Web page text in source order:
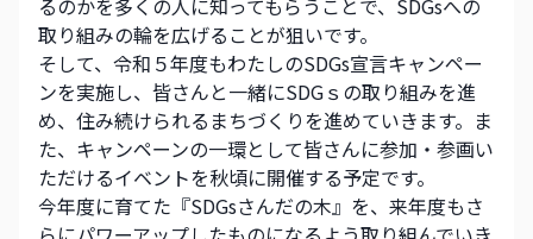
るのかを多くの人に知ってもらうことで、SDGsへの
取り組みの輪を広げることが狙いです。
そして、令和５年度もわたしのSDGs宣言キャンペー
ンを実施し、皆さんと一緒にSDGｓの取り組みを進
め、住み続けられるまちづくりを進めていきます。ま
た、キャンペーンの一環として皆さんに参加・参画い
ただけるイベントを秋頃に開催する予定です。
今年度に育てた『SDGsさんだの木』を、来年度もさ